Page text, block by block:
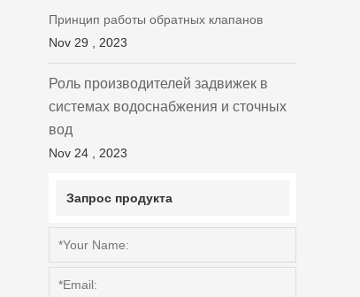
Принцип работы обратных клапанов
Nov 29 , 2023
Роль производителей задвижек в
системах водоснабжения и сточных
вод
Nov 24 , 2023
Запрос продукта